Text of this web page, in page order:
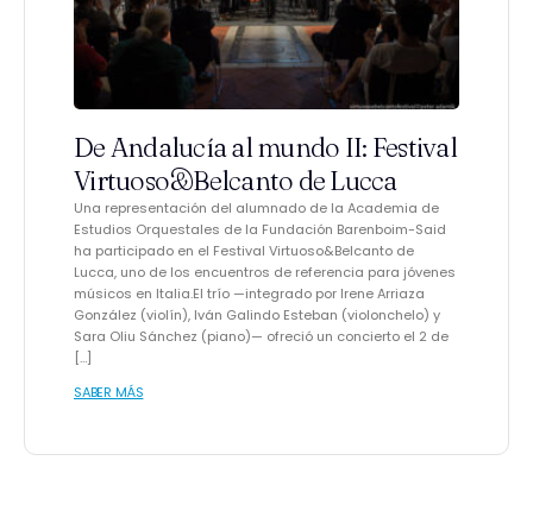
De Andalucía al mundo II: Festival
Virtuoso&Belcanto de Lucca
Una representación del alumnado de la Academia de
Estudios Orquestales de la Fundación Barenboim-Said
ha participado en el Festival Virtuoso&Belcanto de
Lucca, uno de los encuentros de referencia para jóvenes
músicos en Italia.El trío —integrado por Irene Arriaza
González (violín), Iván Galindo Esteban (violonchelo) y
Sara Oliu Sánchez (piano)— ofreció un concierto el 2 de
[…]
SABER MÁS